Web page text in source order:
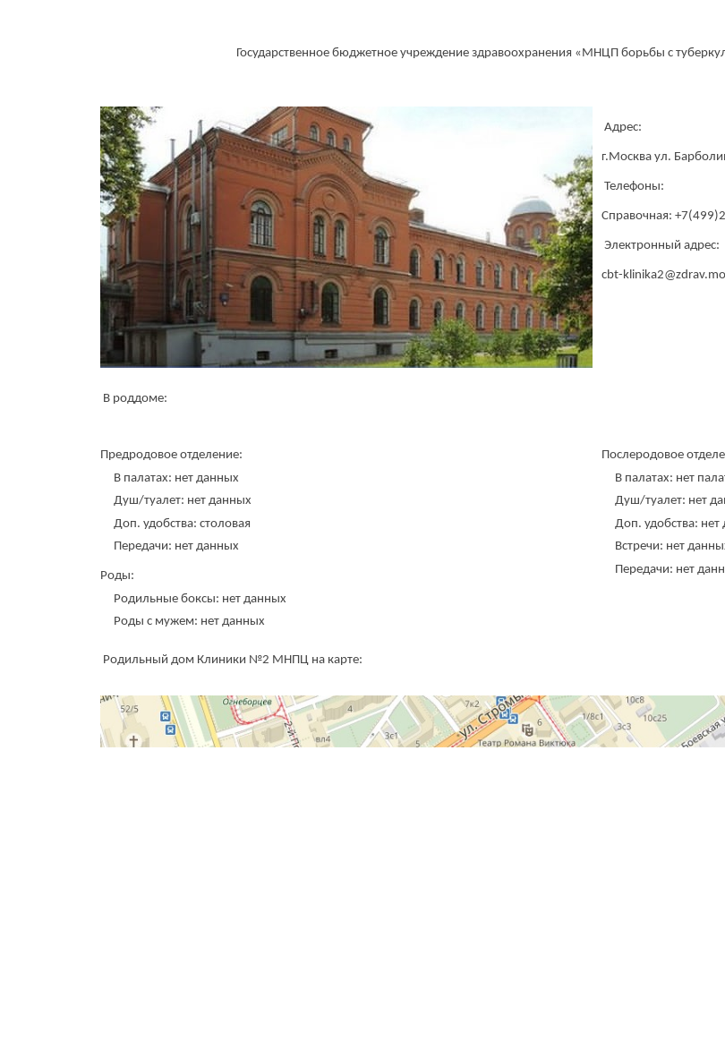
Государственное бюджетное учреждение здравоохранения «МНЦП борьбы с
Адрес:
г.Москва ул.
Телефоны:
Справочная:
Электронный адрес:
cbt-
В роддоме:
Предродовое отделение:
В палатах: нет данных
Душ/туалет: нет данных
Доп. удобства: столовая
Передачи: нет данных
Роды:
Родильные боксы: нет данных
Роды с мужем: нет данных
Послеродовое
В палатах: нет
Душ/туалет: нет
Доп. удобства: нет
Встречи: нет
Передачи: нет
Родильный дом Клиники №2 МНПЦ на карте: